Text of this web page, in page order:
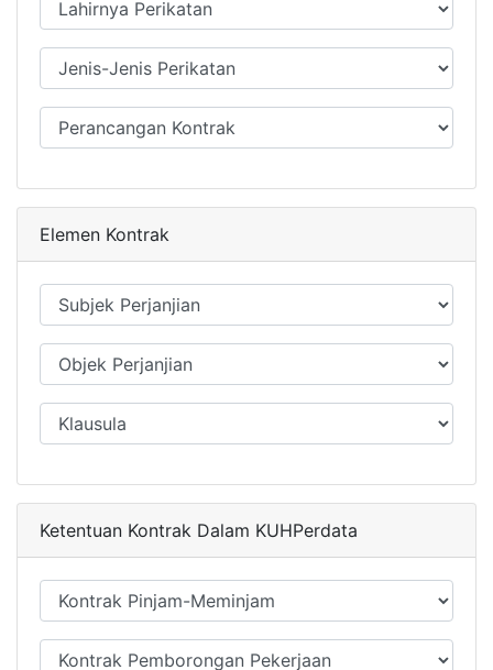
Elemen Kontrak
Ketentuan Kontrak Dalam KUHPerdata